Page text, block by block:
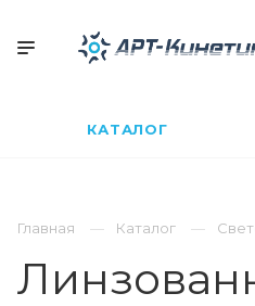
КАТАЛОГ
Главная Каталог